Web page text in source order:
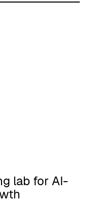
lab for AI-